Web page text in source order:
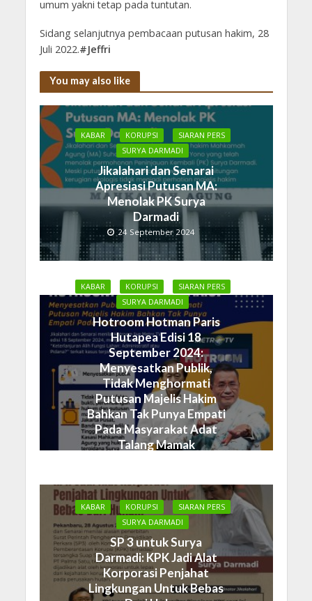
umum yakni tetap pada tuntutan.
Sidang selanjutnya pembacaan putusan hakim, 28
Juli 2022.#Jeffri
You may also like
KABAR KORUPSI
SIARAN PERS
SURYA DARMADI
Jikalahari dan Senarai
Apresiasi Putusan MA:
Menolak PK Surya
Darmadi
24 September 2024
KABAR KORUPSI
SIARAN PERS
SURYA DARMADI
Hotroom Hotman Paris
Hutapea Edisi 18
September 2024:
Menyesatkan Publik,
Tidak Menghormati
Putusan Majelis Hakim
Bahkan Tak Punya Empati
Pada Masyarakat Adat
Talang Mamak
KABAR KORUPSI
SIARAN PERS
SURYA DARMADI
SP 3 untuk Surya
Darmadi: KPK Jadi Alat
Korporasi Penjahat
Lingkungan Untuk Bebas